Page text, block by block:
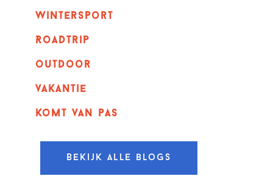
wintersport
Roadtrip
outdoor
vakantie
komt van pas
Bekijk alle blogs